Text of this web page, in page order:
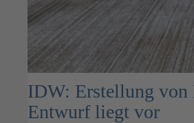
IDW: Erstellung von
Entwurf liegt vor